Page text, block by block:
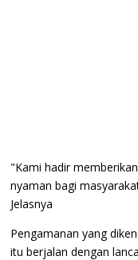
"Kami hadir
nyaman bagi
Jelasnya
Pengamanan yang
itu berjalan dengan